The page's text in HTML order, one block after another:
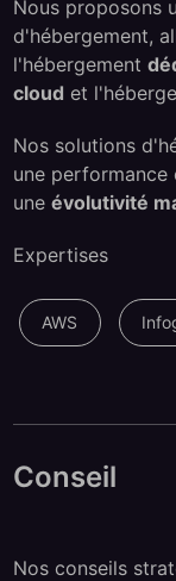
Nous proposons
d'hébergement,
l'hébergement
cloud et
Nos solutions
une
uneévolutivité
Expertises
AWS
Conseil
Nos conseils